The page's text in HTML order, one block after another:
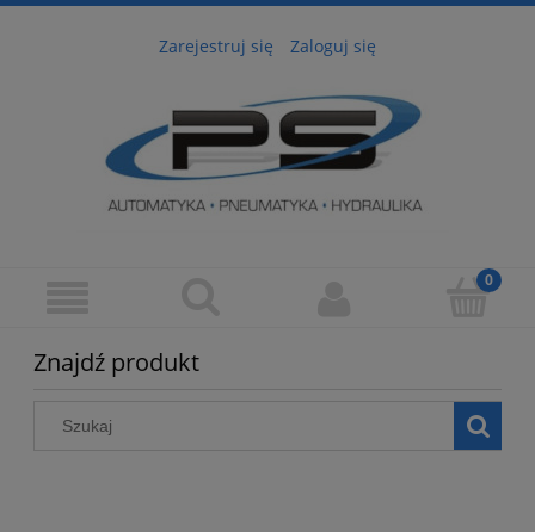
Zarejestruj się Zaloguj się
Znajdź produkt